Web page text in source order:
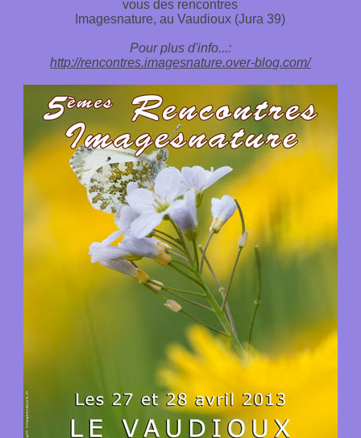
vous des rencontres
Imagesnature, au Vaudioux (Jura 39)
Pour plus d'info...:
http://rencontres.imagesnature.over-blog.com/